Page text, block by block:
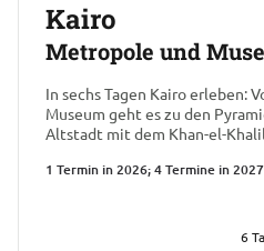
Kairo
Metropole und
In sechs Tagen Kairo erleben:
Museum geht es zu den
Altstadt mit dem Khan-el-
1 Termin in 2026; 4 Termine in 2027
6